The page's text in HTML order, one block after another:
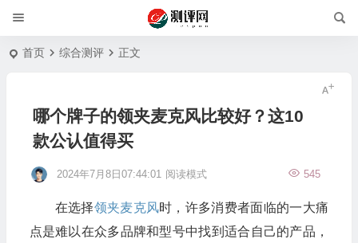
首页 综合测评 正文
哪个牌子的领夹麦克风比较好？这10
款公认值得买
2024年7月8日07:44:01 545
阅读模式
在选择领夹麦克风时，许多消费者面临的一大痛
点是难以在众多品牌和型号中找到适合自己的产品，